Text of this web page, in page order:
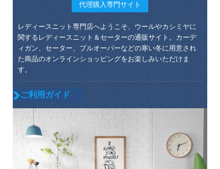
代理購入専門サイト
レディースニット専門店へようこそ、ウールやカシミヤに
関するレディースニット＆セーターの通販サイト。カーデ
ィガン、セーター、プルオーバーなどの寒い冬に用意され
た商品のオンラインショッピングをお楽しみいただけま
す。
ご利用ガイド